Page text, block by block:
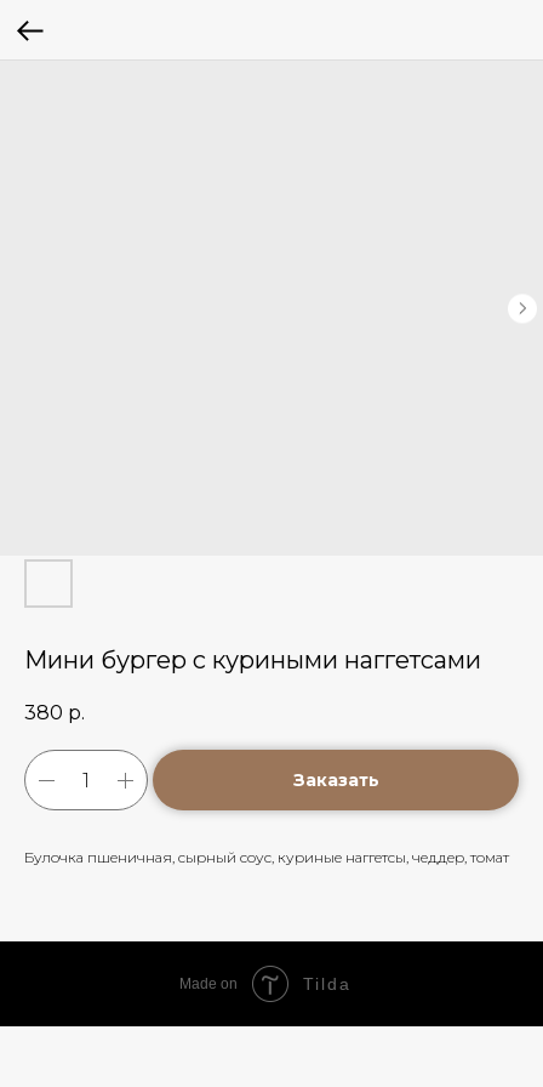
Мини бургер с куриными наггетсами
380 р.
Заказать
Булочка пшеничная, сырный соус, куриные наггетсы, чеддер, томат
Made on Tilda